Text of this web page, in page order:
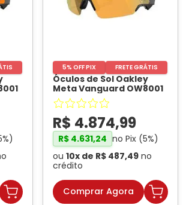
Conheça Nossas Marcas
%)
5% OFF PIX FRETE GRÁTIS
Óculos de Sol Oakley
Meta Vanguard OW8001
Preto / Prizm 24K Unissex
- OAKLEY META
R$ 4.874,99
R$ 4.631,24 no Pix (5%)
ou10x de R$ 487,49 no
crédito
Comprar Agora